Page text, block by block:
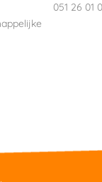
051 26 01